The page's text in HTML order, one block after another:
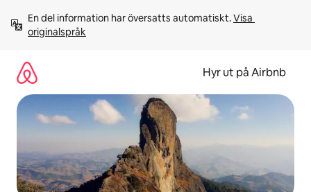
innehåll
En del information har översatts automatiskt. Visa
originalspråk
Hyr ut på Airbnb